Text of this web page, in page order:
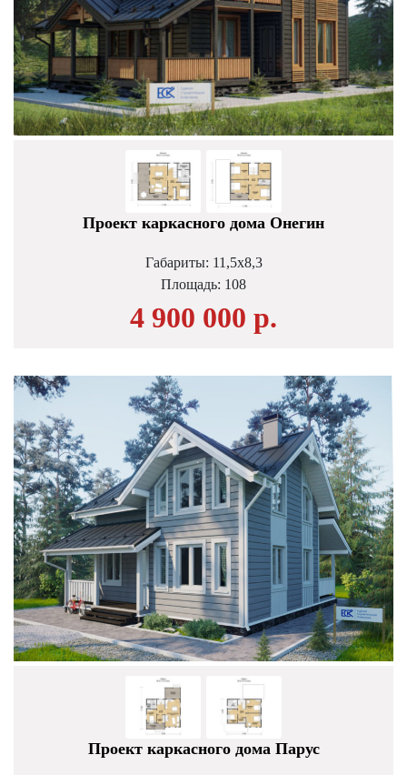
Проект каркасного дома Онегин
Габариты: 11,5х8,3
Площадь: 108
4 900 000 р.
Проект каркасного дома Парус